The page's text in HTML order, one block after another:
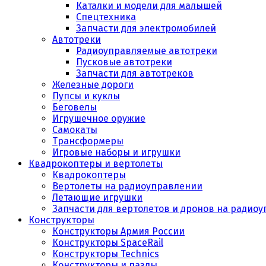
Каталки и модели для малышей
Спецтехника
Запчасти для электромобилей
Автотреки
Радиоуправляемые автотреки
Пусковые автотреки
Запчасти для автотреков
Железные дороги
Пупсы и куклы
Беговелы
Игрушечное оружие
Самокаты
Трансформеры
Игровые наборы и игрушки
Квадрокоптеры и вертолеты
Квадрокоптеры
Вертолеты на радиоуправлении
Летающие игрушки
Запчасти для вертолетов и дронов на
Конструкторы
Конструкторы Армия России
Конструкторы SpaceRail
Конструкторы Technics